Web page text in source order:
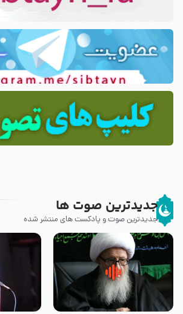
جدیدترین صوت ها
جدیدترین صوت و پادکست های منتشر شده
زوّار اربعین امام حسین (علیه
السلام) با این اشتیاق به زیارت
روضه
حسن